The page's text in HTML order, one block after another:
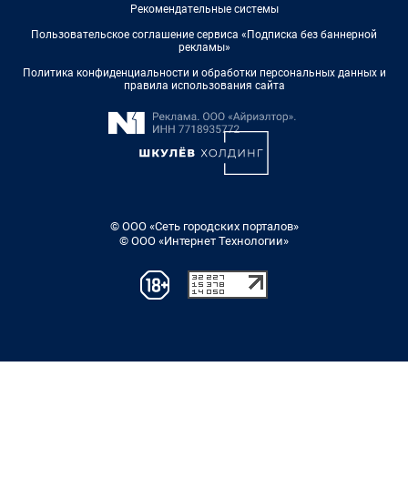
Рекомендательные системы
Пользовательское соглашение сервиса «Подписка без баннерной
рекламы»
Политика конфиденциальности и обработки персональных данных и
правила использования сайта
© ООО «Сеть городских порталов»
© ООО «Интернет Технологии»